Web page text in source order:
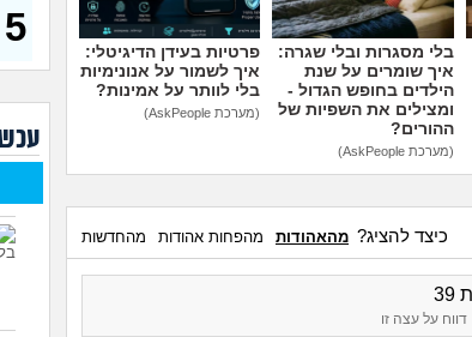
בלי מסגרות ובלי שגרה:
איך שומרים על שנת
הילדים בחופש הגדול -
ומצילים את השפיות של
ההורים?
(מערכת AskPeople)
פרטיות בעידן הדיגיטלי:
איך לשמור על אנונימיות
בלי לוותר על אמינות?
(מערכת AskPeople)
כיצד להציג? מהאהודות מהפחות אהודות מהחדשות
דווח על עצה זו
30)
עם
5